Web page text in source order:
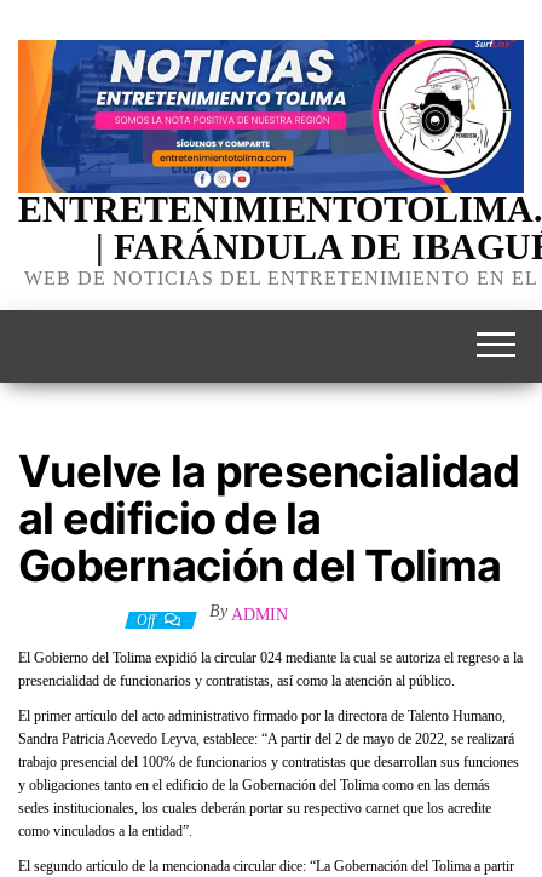
| FARÁNDULA DE
WEB DE NOTICIAS DEL ENTRETENIMIENTO EN
Vuelve la presencialidad
al edificio de la
Gobernación del Tolima
Off By ADMIN
El Gobierno del Tolima expidió la circular 024 mediante la cual se autoriza el regreso a la
presencialidad de funcionarios y contratistas, así como la atención al público.
El primer artículo del acto administrativo firmado por la directora de Talento Humano,
Sandra Patricia Acevedo Leyva, establece: “A partir del 2 de mayo de 2022, se realizará
trabajo presencial del 100% de funcionarios y contratistas que desarrollan sus funciones
y obligaciones tanto en el edificio de la Gobernación del Tolima como en las demás
sedes institucionales, los cuales deberán portar su respectivo carnet que los acredite
como vinculados a la entidad”.
El segundo artículo de la mencionada circular dice: “La Gobernación del Tolima a partir